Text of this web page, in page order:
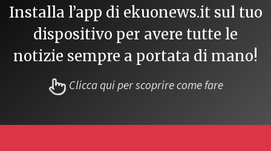
Installa l’app di ekuonews.it sul tuo
dispositivo per avere tutte le
notizie sempre a portata di mano!
Clicca qui per scoprire come fare